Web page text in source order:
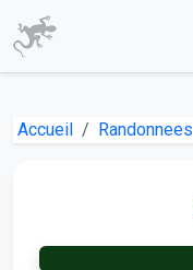
Accueil Randonnees